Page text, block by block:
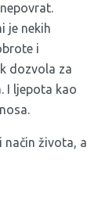
je nekih
i
dozvola za
I ljepota kao
način života, a